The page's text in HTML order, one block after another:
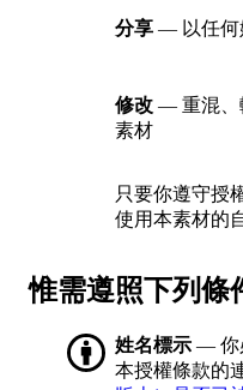
分享 — 以任何
修改 — 重混、
素材
只要你遵守授
使用本素材的
惟需遵照下列條
姓名標示 — 你
本授權條款的